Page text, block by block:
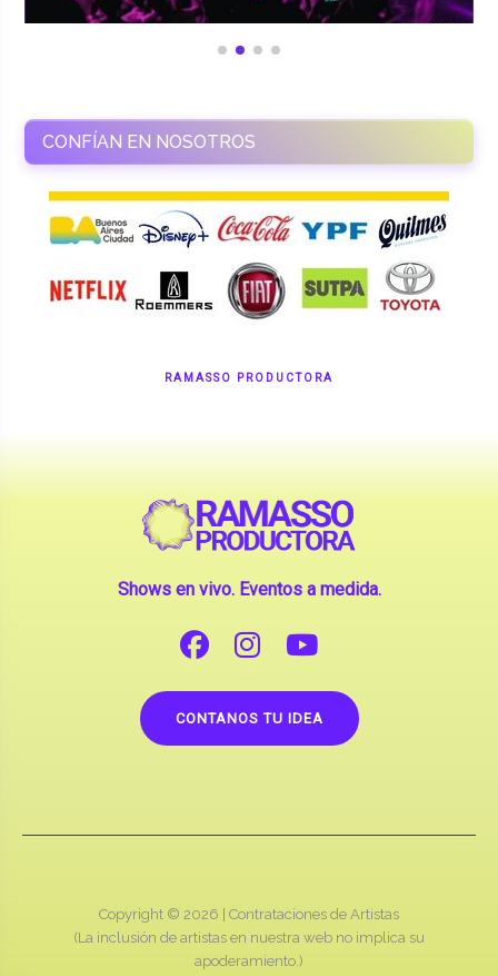
CONFÍAN EN NOSOTROS
RAMASSO PRODUCTORA
Shows en vivo. Eventos a medida.
CONTANOS TU IDEA
Copyright © 2026 | Contrataciones de Artistas
(La inclusión de artistas en nuestra web no implica su
apoderamiento.)